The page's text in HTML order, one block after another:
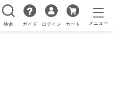
検索 ガイド ログイン カート